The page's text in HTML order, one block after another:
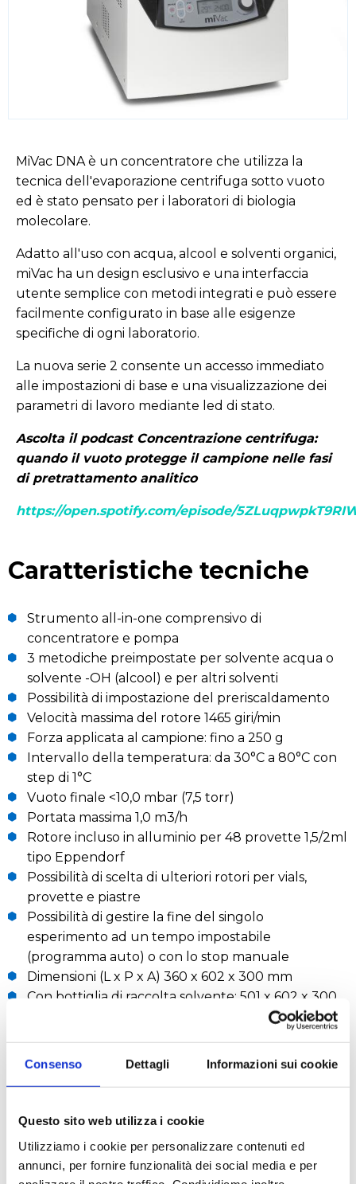
Consenso Dettagli Informazioni sui cookie
Questo sito web utilizza i cookie
Utilizziamo i cookie per personalizzare contenuti ed
annunci, per fornire funzionalità dei social media e per
MiVac DNA è un concentratore che utilizza la
tecnica dell'evaporazione centrifuga sotto vuoto
ed è stato pensato per i laboratori di biologia
molecolare.
Adatto all'uso con acqua, alcool e solventi organici,
miVac ha un design esclusivo e una interfaccia
utente semplice con metodi integrati e può essere
facilmente configurato in base alle esigenze
specifiche di ogni laboratorio.
La nuova serie 2 consente un accesso immediato
alle impostazioni di base e una visualizzazione dei
parametri di lavoro mediante led di stato.
Ascolta il podcast Concentrazione centrifuga:
quando il vuoto protegge il campione nelle fasi
di pretrattamento analitico
https://open.spotify.com/episode/
Caratteristiche tecniche
Strumento all-in-one comprensivo di
concentratore e pompa
3 metodiche preimpostate per solvente acqua o
solvente -OH (alcool) e per altri solventi
Possibilità di impostazione del preriscaldamento
Velocità massima del rotore 1465 giri/min
Forza applicata al campione: fino a 250 g
Intervallo della temperatura: da 30°C a 80°C con
step di 1°C
Vuoto finale <10,0 mbar (7,5 torr)
Portata massima 1,0 m3/h
Rotore incluso in alluminio per 48 provette 1,5/2ml
tipo Eppendorf
Possibilità di scelta di ulteriori rotori per vials,
provette e piastre
Possibilità di gestire la fine del singolo
esperimento ad un tempo impostabile
(programma auto) o con lo stop manuale
Dimensioni (L x P x A) 360 x 602 x 300 mm
Con bottiglia di raccolta solvente: 501 x 602 x 300
Scarica